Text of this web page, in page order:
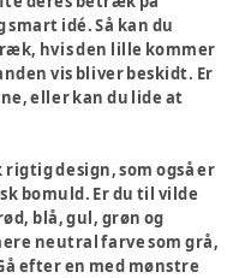
idé. Så kan du
hvis den lille kommer
vis bliver beskidt. Er
eller kan du lide at
design, som også er
bomuld. Er du til vilde
blå, gul, grøn og
neutral farve som grå,
efter en med mønstre